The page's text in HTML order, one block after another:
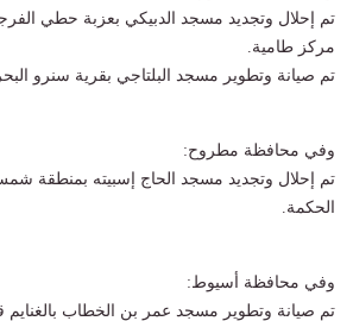
تم إحلال وتجديد مسجد الدبيكي بعزبة حطي
مركز طامية.
تم صيانة وتطوير مسجد البلتاجي بقرية سنرو
وفي محافظة مطروح:
تم إحلال وتجديد مسجد الحاج إسبيته بمنطقة
الحكمة.
وفي محافظة أسيوط:
تم صيانة وتطوير مسجد عمر بن الخطاب بالغنايم